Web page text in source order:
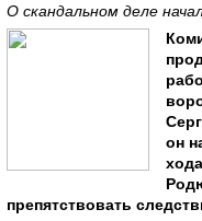
О скандальном деле
он
препятствовать